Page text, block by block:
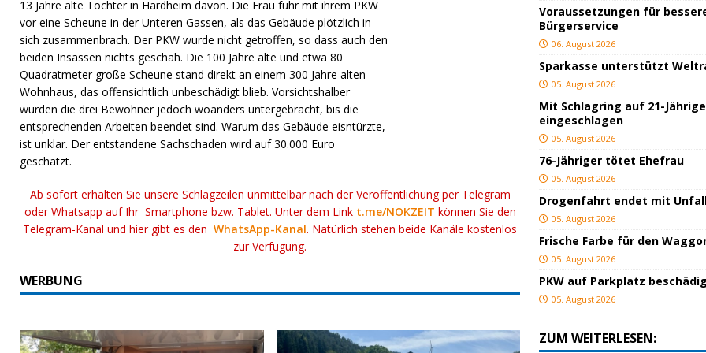
13 Jahre alte Tochter in Hardheim davon. Die Frau fuhr mit ihrem PKW
vor eine Scheune in der Unteren Gassen, als das Gebäude plötzlich in
sich zusammenbrach. Der PKW wurde nicht getroffen, so dass auch den
beiden Insassen nichts geschah. Die 100 Jahre alte und etwa 80
Quadratmeter große Scheune stand direkt an einem 300 Jahre alten
Wohnhaus, das offensichtlich unbeschädigt blieb. Vorsichtshalber
wurden die drei Bewohner jedoch woanders untergebracht, bis die
entsprechenden Arbeiten beendet sind. Warum das Gebäude eisntürzte,
ist unklar. Der entstandene Sachschaden wird auf 30.000 Euro
geschätzt.
Ab sofort erhalten Sie unsere Schlagzeilen unmittelbar nach der Veröffentlichung per Telegram
oder Whatsapp auf Ihr Smartphone bzw. Tablet. Unter dem Link t.me/NOKZEIT können Sie den
Telegram-Kanal und hier gibt es denWhatsApp-Kanal. Natürlich stehen beide Kanäle kostenlos
zur Verfügung.
WERBUNG
Voraussetzungen für
Bürgerservice
06. August 2026
Sparkasse unterstützt
05. August 2026
Mit Schlagring auf 21-
eingeschlagen
05. August 2026
76-Jähriger tötet Ehefrau
05. August 2026
Drogenfahrt endet mit
05. August 2026
Frische Farbe für den
05. August 2026
PKW auf Parkplatz
05. August 2026
ZUM WEITERLESEN: